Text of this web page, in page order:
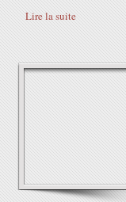
Lire la suite